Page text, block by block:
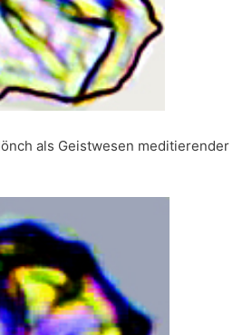
als Geistwesen meditierender